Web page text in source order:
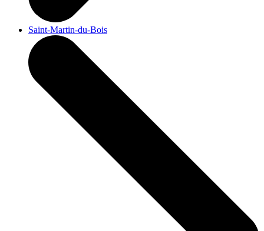
Saint-Martin-du-Bois